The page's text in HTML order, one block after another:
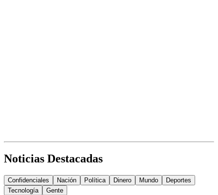
Noticias Destacadas
Confidenciales Nación Política Dinero Mundo
Deportes
Tecnología
Gente